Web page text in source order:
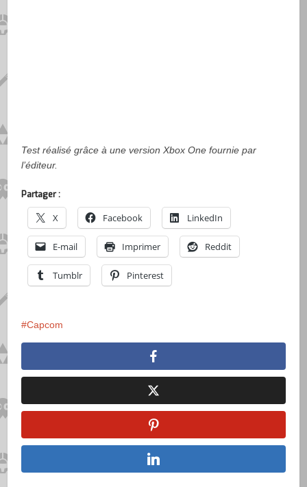
Test réalisé grâce à une version Xbox One fournie par
l’éditeur.
Partager :
X Facebook LinkedIn
E-mail Imprimer Reddit
Tumblr Pinterest
Capcom